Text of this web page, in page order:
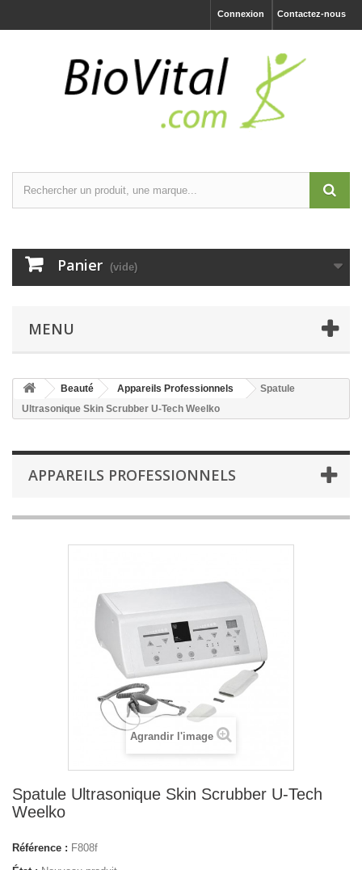
Contactez-nous
Connexion
Panier (vide)
MENU
Beauté Appareils Professionnels
Spatule
Ultrasonique Skin Scrubber U-Tech Weelko
APPAREILS PROFESSIONNELS
Agrandir l'image
Spatule Ultrasonique Skin Scrubber U-Tech
Weelko
Référence : F808f